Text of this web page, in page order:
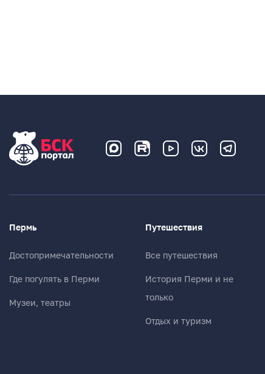
Пермь
Достопримечательности
Где погулять в Перми
Музеи, театры
Путешествия
Все путешествия
История Перми и не
только
Отдых и туризм